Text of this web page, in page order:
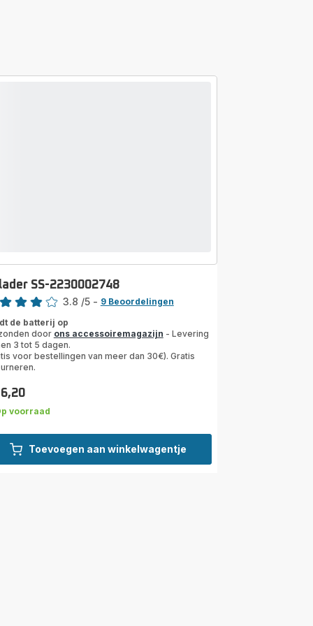
Toevoegen aan winkelwagentje
SS-2230002748
3.8 /5 - 9 Beoordelingen
de batterij op
door ons accessoiremagazijn - Levering
3 tot 5 dagen.
voor bestellingen van meer dan 30€). Gratis
voorraad